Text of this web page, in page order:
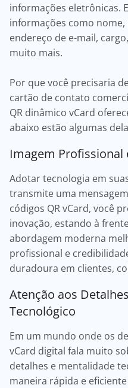
informações eletrônicas.
informações como
endereço de e-mail,
muito mais.
Por que você precisaria
cartão de contato
QR dinâmico vCard
abaixo estão algumas
Imagem Profissional
Adotar tecnologia em
transmite uma
códigos QR vCard, você
inovação, estando à
abordagem moderna
profissional e
duradoura em clientes,
Atenção aos
Tecnológico
Em um mundo onde os
vCard digital fala muito
detalhes e mentalidade
maneira rápida e